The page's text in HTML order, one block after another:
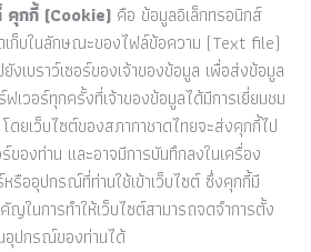
คุกกี้ (Cookie) คือ ข้อมูลอิเล็กทรอนิกส์
เก็บในลักษณะของไฟล์ข้อความ (Text file)
งเบราว์เซอร์ของเจ้าของข้อมูล เพื่อส่งข้อมูล
ฟเวอร์ทุกครั้งที่เจ้าของข้อมูลได้มีการเยี่ยมชม
ดยเว็บไซต์ของสภากาชาดไทยจะส่งคุกกี้ไป
ร์ของท่าน และอาจมีการบันทึกลงในเครื่อง
รืออุปกรณ์ที่ท่านใช้เข้าเว็บไซต์ ซึ่งคุกกี้มี
ญในการทำให้เว็บไซต์สามารถจดจำการตั้ง
อุปกรณ์ของท่านได้